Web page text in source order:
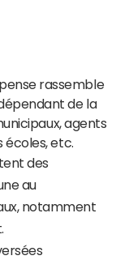
rassemble
de la
agents
écoles, etc.
des
au
notamment